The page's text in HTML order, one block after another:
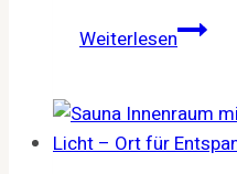
Weiterlesen5
über
Yoga